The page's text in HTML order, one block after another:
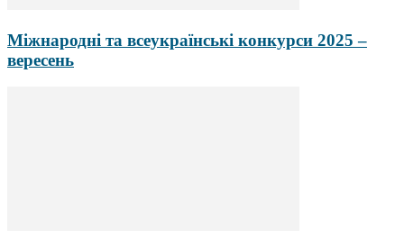
Міжнародні та всеукраїнські конкурси 2025 –
вересень